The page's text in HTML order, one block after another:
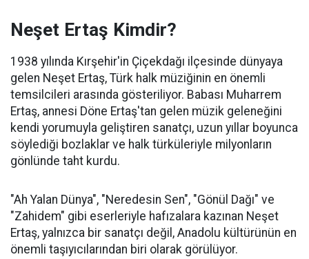
Neşet Ertaş Kimdir?
1938 yılında Kırşehir'in Çiçekdağı ilçesinde dünyaya
gelen Neşet Ertaş, Türk halk müziğinin en önemli
temsilcileri arasında gösteriliyor. Babası Muharrem
Ertaş, annesi Döne Ertaş'tan gelen müzik geleneğini
kendi yorumuyla geliştiren sanatçı, uzun yıllar boyunca
söylediği bozlaklar ve halk türküleriyle milyonların
gönlünde taht kurdu.
"Ah Yalan Dünya", "Neredesin Sen", "Gönül Dağı" ve
"Zahidem" gibi eserleriyle hafızalara kazınan Neşet
Ertaş, yalnızca bir sanatçı değil, Anadolu kültürünün en
önemli taşıyıcılarından biri olarak görülüyor.